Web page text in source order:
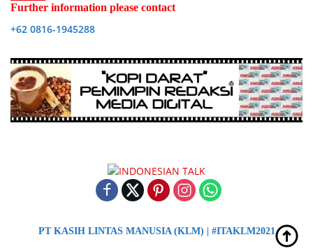
Further information please contact
+62 0816-1945288
PT KASIH LINTAS MANUSIA (KLM) | #ITAKLM2021